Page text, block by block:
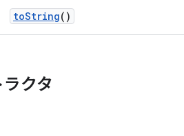
toString()
クタ